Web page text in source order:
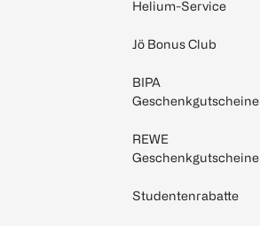
Helium-Service
Jö Bonus Club
BIPA
Geschenkgutscheine
REWE
Geschenkgutscheine
Studentenrabatte